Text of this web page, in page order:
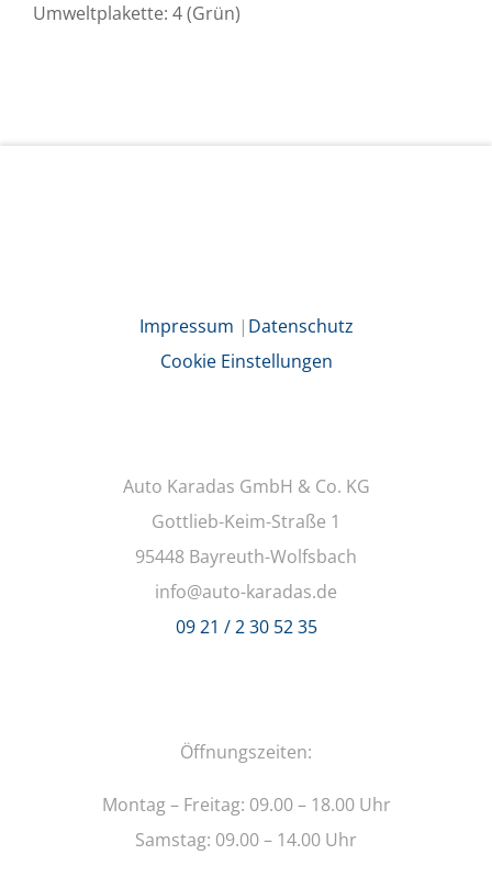
Umweltplakette: 4 (Grün)
Impressum | Datenschutz
Cookie Einstellungen
Auto Karadas GmbH & Co. KG
Gottlieb-Keim-Straße 1
95448 Bayreuth-Wolfsbach
info@auto-karadas.de
09 21 / 2 30 52 35
Öffnungszeiten:
Montag – Freitag: 09.00 – 18.00 Uhr
Samstag: 09.00 – 14.00 Uhr